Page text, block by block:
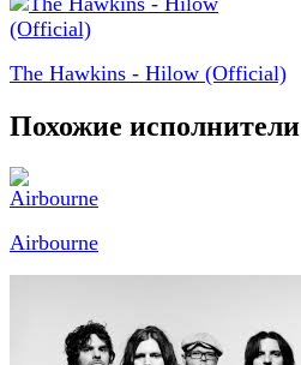
The Hawkins - Hilow (Official)
Похожие исполнители
Airbourne